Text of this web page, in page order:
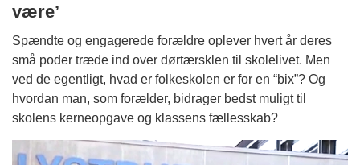
være’
Spændte og engagerede forældre oplever hvert år deres
små poder træde ind over dørtærsklen til skolelivet. Men
ved de egentligt, hvad er folkeskolen er for en “bix”? Og
hvordan man, som forælder, bidrager bedst muligt til
skolens kerneopgave og klassens fællesskab?